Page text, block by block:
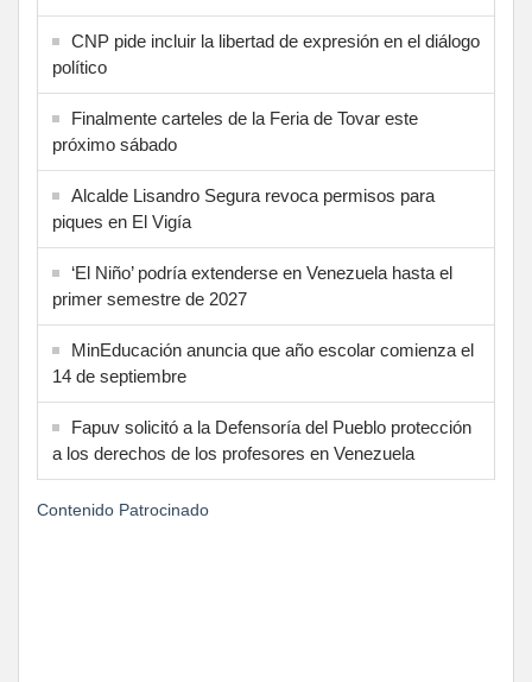
CNP pide incluir la libertad de expresión en el diálogo
político
Finalmente carteles de la Feria de Tovar este
próximo sábado
Alcalde Lisandro Segura revoca permisos para
piques en El Vigía
‘El Niño’ podría extenderse en Venezuela hasta el
primer semestre de 2027
MinEducación anuncia que año escolar comienza el
14 de septiembre
Fapuv solicitó a la Defensoría del Pueblo protección
a los derechos de los profesores en Venezuela
Contenido Patrocinado